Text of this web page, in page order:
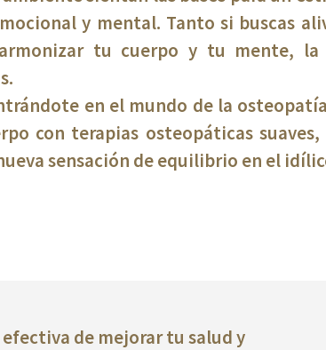
y mental. Tanto si buscas
tu cuerpo y tu mente,
en el mundo de la
con terapias osteopáticas
sensación de equilibrio en el
de mejorar tu salud y